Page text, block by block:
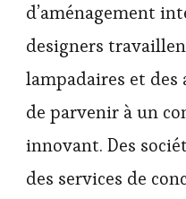
d’aménagement
designers
lampadaires et
de parvenir à un
innovant. Des
des services de